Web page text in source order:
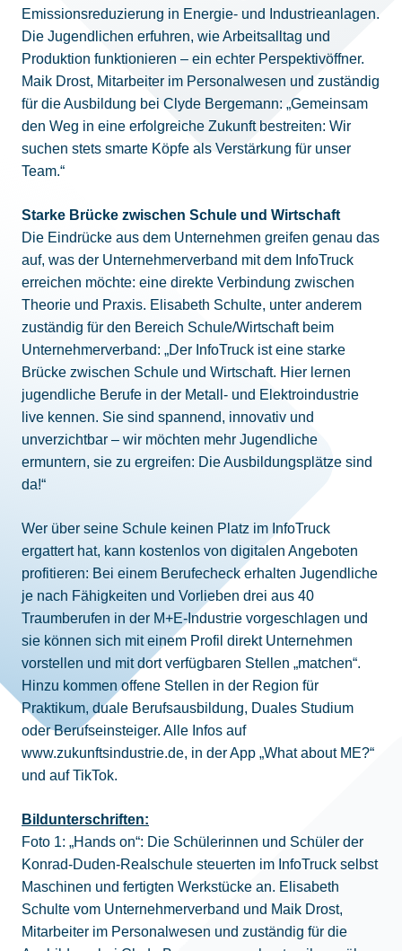
Emissionsreduzierung in Energie- und Industrieanlagen.
Die Jugendlichen erfuhren, wie Arbeitsalltag und
Produktion funktionieren – ein echter Perspektivöffner.
Maik Drost, Mitarbeiter im Personalwesen und zuständig
für die Ausbildung bei Clyde Bergemann: „Gemeinsam
den Weg in eine erfolgreiche Zukunft bestreiten: Wir
suchen stets smarte Köpfe als Verstärkung für unser
Team.“
Starke Brücke zwischen Schule und Wirtschaft
Die Eindrücke aus dem Unternehmen greifen genau das
auf, was der Unternehmerverband mit dem InfoTruck
erreichen möchte: eine direkte Verbindung zwischen
Theorie und Praxis. Elisabeth Schulte, unter anderem
zuständig für den Bereich Schule/Wirtschaft beim
Unternehmerverband: „Der InfoTruck ist eine starke
Brücke zwischen Schule und Wirtschaft. Hier lernen
jugendliche Berufe in der Metall- und Elektroindustrie
live kennen. Sie sind spannend, innovativ und
unverzichtbar – wir möchten mehr Jugendliche
ermuntern, sie zu ergreifen: Die Ausbildungsplätze sind
da!“
Wer über seine Schule keinen Platz im InfoTruck
ergattert hat, kann kostenlos von digitalen Angeboten
profitieren: Bei einem Berufecheck erhalten Jugendliche
je nach Fähigkeiten und Vorlieben drei aus 40
Traumberufen in der M+E-Industrie vorgeschlagen und
sie können sich mit einem Profil direkt Unternehmen
vorstellen und mit dort verfügbaren Stellen „matchen“.
Hinzu kommen offene Stellen in der Region für
Praktikum, duale Berufsausbildung, Duales Studium
oder Berufseinsteiger. Alle Infos auf
www.zukunftsindustrie.de, in der App „What about ME?“
und auf TikTok.
Bildunterschriften:
Foto 1: „Hands on“: Die Schülerinnen und Schüler der
Konrad-Duden-Realschule steuerten im InfoTruck selbst
Maschinen und fertigten Werkstücke an. Elisabeth
Schulte vom Unternehmerverband und Maik Drost,
Mitarbeiter im Personalwesen und zuständig für die